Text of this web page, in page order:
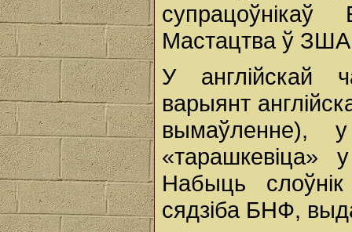
Мастацтва ў ЗША
У англійскай
варыянт
вымаўленне),
«тарашкевіца»
Набыць
сядзіба БНФ,